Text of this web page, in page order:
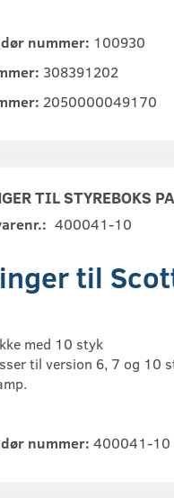
nummer: 100930
308391202
2050000049170
TIL STYREBOKS
400041-10
til
med 10 styk
til version 6, 7 og 10
nummer: 400041-10